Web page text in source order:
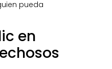
pueda
en